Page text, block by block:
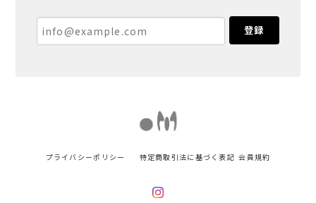
登録
プライバシーポリシー 特定商取引法に基づく表記 会員規約